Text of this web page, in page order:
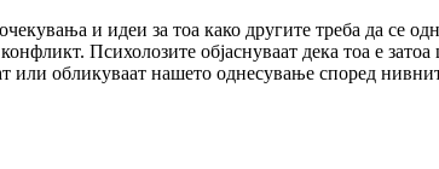
и идеи за тоа како другите треба да се
Психолозите објаснуваат дека тоа е
или обликуваат нашето однесување според